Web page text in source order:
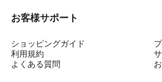
お客様サポート
ショッピングガイド
利用規約
よくある質問